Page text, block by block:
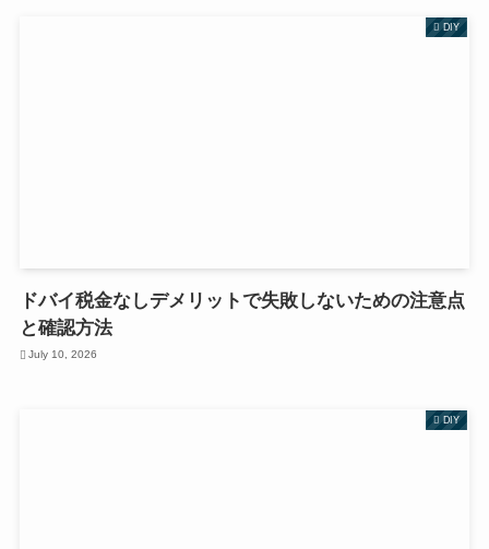
DIY
ドバイ税金なしデメリットで失敗しないための注意点
と確認方法
July 10, 2026
DIY